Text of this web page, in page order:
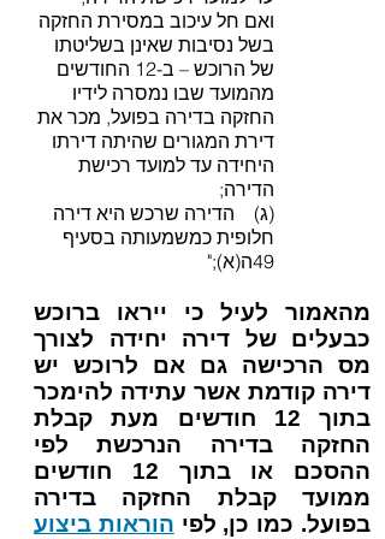
ואם חל עיכוב במסירת החזקה
בשל נסיבות שאינן בשליטתו
של הרוכש – ב-12 החודשים
מהמועד שבו נמסרה לידיו
החזקה בדירה בפועל, מכר את
דירת המגורים שהיתה דירתו
היחידה עד למועד רכישת
הדירה;
(ג) הדירה שרכש היא דירה
חלופית כמשמעותה בסעיף
49ה(א);"
מהאמור לעיל כי ייראו ברוכש
כבעלים של דירה יחידה לצורך
מס הרכישה גם אם לרוכש יש
דירה קודמת אשר עתידה להימכר
בתוך 12 חודשים מעת קבלת
החזקה בדירה הנרכשת לפי
ההסכם או בתוך 12 חודשים
ממועד קבלת החזקה בדירה
בפועל. כמו כן, לפי הוראות ביצוע